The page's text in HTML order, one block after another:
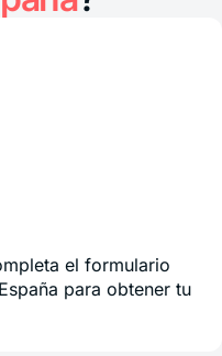
el formulario
para obtener tu